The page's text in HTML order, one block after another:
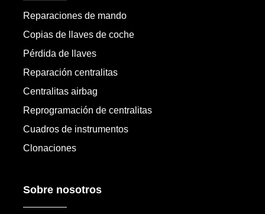
Reparaciones de mando
Copias de llaves de coche
Pérdida de llaves
Reparación centralitas
Centralitas airbag
Reprogramación de centralitas
Cuadros de instrumentos
Clonaciones
Sobre nosotros